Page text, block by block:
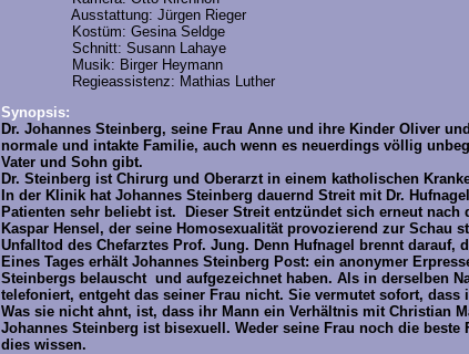
Ausstattung: Jürgen Rieger
Kostüm: Gesina Seldge
Schnitt: Susann Lahaye
Musik: Birger Heymann
Regieassistenz: Mathias Luther
Synopsis:
Dr. Johannes Steinberg, seine Frau Anne und ihre Kinder Oliver
normale und intakte Familie, auch wenn es neuerdings völlig
Vater und Sohn gibt.
Dr. Steinberg ist Chirurg und Oberarzt in einem katholischen
In der Klinik hat Johannes Steinberg dauernd Streit mit Dr.
Patienten sehr beliebt ist. Dieser Streit entzündet sich erneut
Kaspar Hensel, der seine Homosexualität provozierend zur Schau
Unfalltod des Chefarztes Prof. Jung. Denn Hufnagel brennt darauf,
Eines Tages erhält Johannes Steinberg Post: ein anonymer
Steinbergs belauscht und aufgezeichnet haben. Als in derselben
telefoniert, entgeht das seiner Frau nicht. Sie vermutet sofort,
Was sie nicht ahnt, ist, dass ihr Mann ein Verhältnis mit Christian
Johannes Steinberg ist bisexuell. Weder seine Frau noch die
dies wissen.